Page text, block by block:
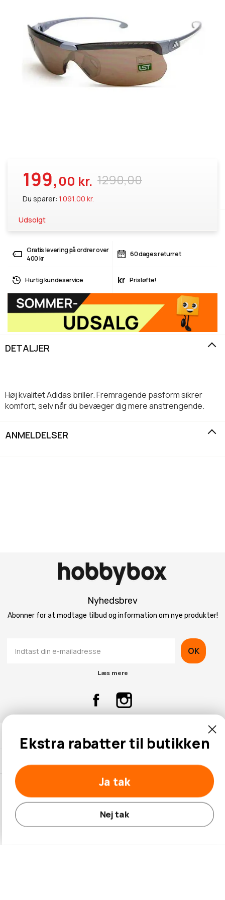
1290,00
199,00 kr.
Du sparer: 1.091,00 kr.
Udsolgt
Gratis levering på ordrer over
400 kr
60 dages returret
Hurtig kundeservice kr Prisløfte!
DETALJER
Høj kvalitet Adidas briller. Fremragende pasform sikrer
komfort, selv når du bevæger dig mere anstrengende.
ANMELDELSER
Nyhedsbrev
Abonner for at modtage tilbud og information om nye produkter!
OK
Læs mere
© 2026 Hobbybox.dk
Ekstra rabatter til butikken
Ja tak
Nej tak